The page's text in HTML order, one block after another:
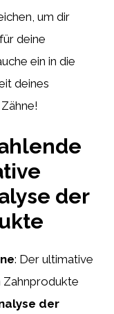
um dir
deine
ein in die
deines
der
: Der ultimative
Zahnprodukte
der